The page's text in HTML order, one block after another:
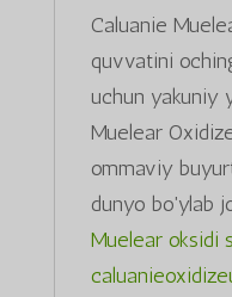
Caluanie
quvvatini
uchun yakuniy
Muelear
ommaviy
dunyo bo'ylab
Muelear oksidi